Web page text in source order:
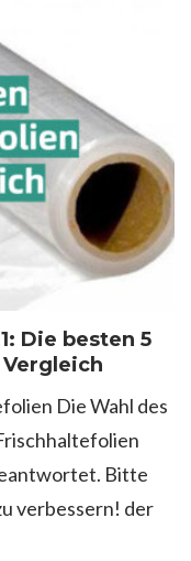
Die besten 5
Die Wahl des
Bitte
verbessern! der